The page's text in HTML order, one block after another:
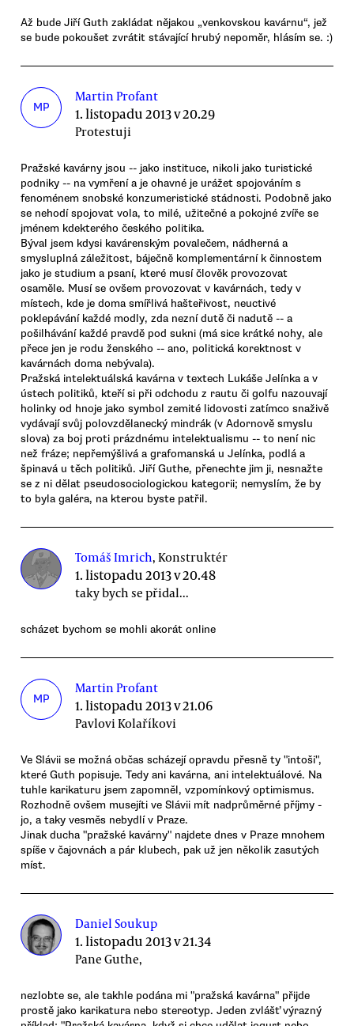
Až bude Jiří Guth zakládat nějakou „venkovskou kavárnu“, jež
se bude pokoušet zvrátit stávající hrubý nepoměr, hlásím se. :)
MP
Martin Profant
1. listopadu 2013 v 20.29
Protestuji
Pražské kavárny jsou -- jako instituce, nikoli jako turistické
podniky -- na vymření a je ohavné je urážet spojováním s
fenoménem snobské konzumeristické stádnosti. Podobně jako
se nehodí spojovat vola, to milé, užitečné a pokojné zvíře se
jménem kdekterého českého politika.
Býval jsem kdysi kavárenským povalečem, nádherná a
smysluplná záležitost, báječně komplementární k činnostem
jako je studium a psaní, které musí člověk provozovat
osaměle. Musí se ovšem provozovat v kavárnách, tedy v
místech, kde je doma smířlivá hašteřivost, neuctivé
poklepávání každé modly, zda nezní dutě či nadutě -- a
pošilhávání každé pravdě pod sukni (má sice krátké nohy, ale
přece jen je rodu ženského -- ano, politická korektnost v
kavárnách doma nebývala).
Pražská intelektuálská kavárna v textech Lukáše Jelínka a v
ústech politiků, kteří si při odchodu z rautu či golfu nazouvají
holinky od hnoje jako symbol zemité lidovosti zatímco snaživě
vydávají svůj polovzdělanecký mindrák (v Adornově smyslu
slova) za boj proti prázdnému intelektualismu -- to není nic
než fráze; nepřemýšlivá a grafomanská u Jelínka, podlá a
špinavá u těch politiků. Jiří Guthe, přenechte jim ji, nesnažte
se z ni dělat pseudosociologickou kategorii; nemyslím, že by
to byla galéra, na kterou byste patřil.
Tomáš Imrich, Konstruktér
1. listopadu 2013 v 20.48
taky bych se přidal...
scházet bychom se mohli akorát online
MP
Martin Profant
1. listopadu 2013 v 21.06
Pavlovi Kolaříkovi
Ve Slávii se možná občas scházejí opravdu přesně ty "intoši",
které Guth popisuje. Tedy ani kavárna, ani intelektuálové. Na
tuhle karikaturu jsem zapomněl, vzpomínkový optimismus.
Rozhodně ovšem musejíti ve Slávii mít nadprůměrné příjmy -
jo, a taky vesměs nebydlí v Praze.
Jinak ducha "pražské kavárny" najdete dnes v Praze mnohem
spíše v čajovnách a pár klubech, pak už jen několik zasutých
míst.
Daniel Soukup
1. listopadu 2013 v 21.34
Pane Guthe,
nezlobte se, ale takhle podána mi "pražská kavárna" přijde
prostě jako karikatura nebo stereotyp. Jeden zvlášť výrazný